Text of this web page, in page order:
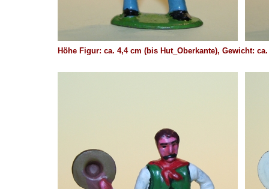
Höhe Figur: ca. 4,4 cm (bis Hut_Oberkante), Gewicht: